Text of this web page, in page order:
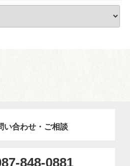
い合わせ・ご相談
848-0881